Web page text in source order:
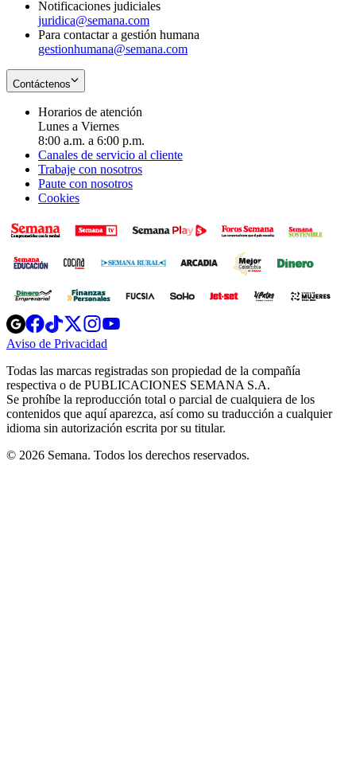
Notificaciones judiciales
juridica@semana.com
Para contactar a gestión humana
gestionhumana@semana.com
Contáctenos
Horarios de atención
Lunes a Viernes
8:00 a.m. a 6:00 p.m.
Canales de servicio al cliente
Trabaje con nosotros
Paute con nosotros
Cookies
Opens
in
new
Opens
in
new
Opens
in
new
window
Opens
new
windowwindow
Aviso de Privacidad
new
window
Todas las marcas registradas son propiedad de la compañía
respectiva o de PUBLICACIONES SEMANA S.A.
Se prohíbe la reproducción total o parcial de cualquiera de los
contenidos que aquí aparezca, así como su traducción a cualquier
idioma sin autorización escrita por su titular.
© 2026 Semana. Todos los derechos reservados.